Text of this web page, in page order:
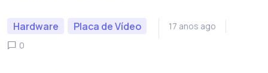
Hardware Placa de Vídeo
17 anos ago
0